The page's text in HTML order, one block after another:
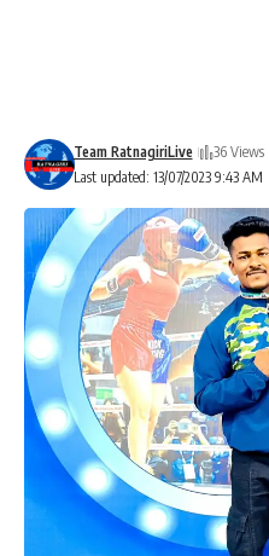
Last updated: 13/07/2023 9:43 AM
Team RatnagiriLive 36 Views